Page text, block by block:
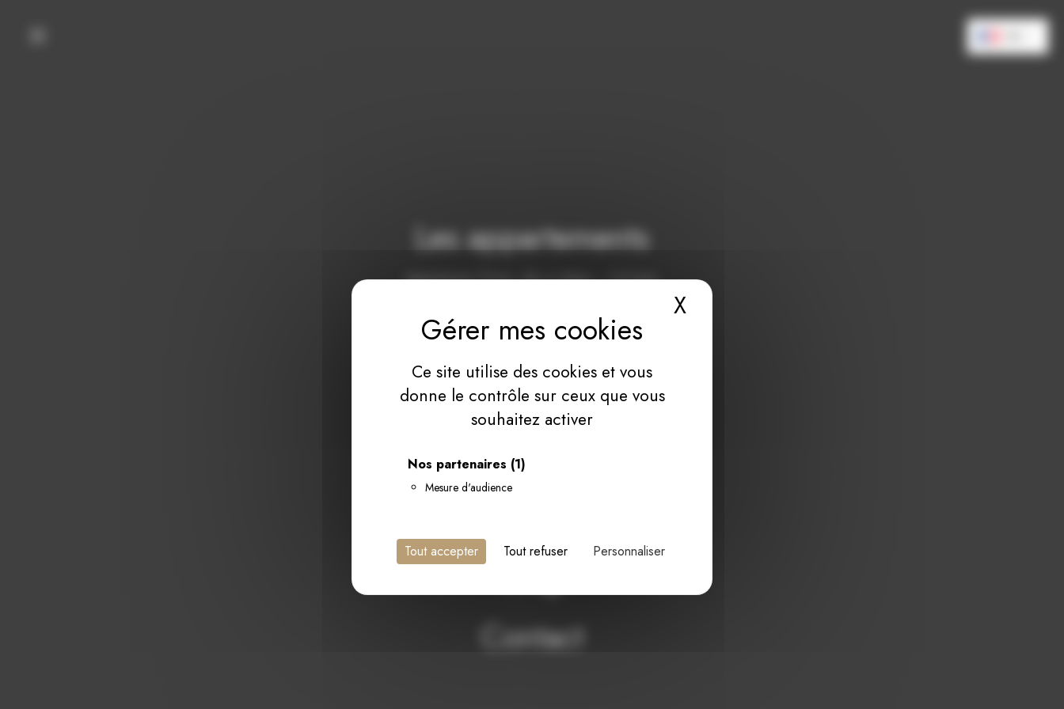
Ce site utilise des cookies et vous
donne le contrôle sur ceux que vous
souhaitez activer
Nos partenaires (1)
Mesure d'audience
Tout accepter Tout refuser Personnaliser
XMasquer le bandeau des cookies
Les appartements
Appartement Th’eim, ville et village – 2/4 pers
Appartement Wistub – 2/4 pers
Appartement Tryptique – 4/6 pers
Appartement Rigueur Hivernale – 4/6 pers
Séminaires et réceptions
Contact